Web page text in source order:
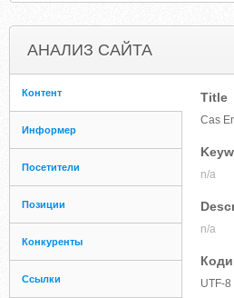
АНАЛИЗ САЙТА
Контент
Информер
Посетители
Позиции
Конкуренты
Ссылки
Title
Cas
n/a
n/a
UTF-8